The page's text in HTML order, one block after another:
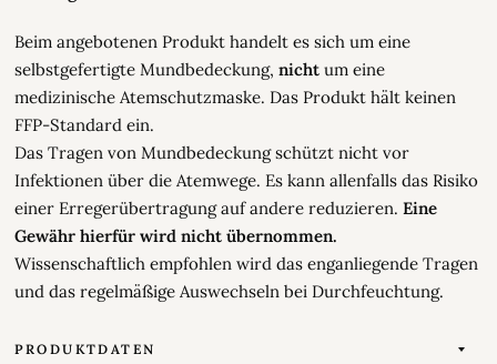
Beim angebotenen Produkt handelt es sich um eine
selbstgefertigte Mundbedeckung, nichtum eine
medizinische Atemschutzmaske. Das Produkt hält keinen
FFP-Standard ein.
Das Tragen von Mundbedeckung schützt nicht vor
Infektionen über die Atemwege. Es kann allenfalls das Risiko
einer Erregerübertragung auf andere reduzieren. Eine
Gewähr hierfür wird nicht übernommen.
Wissenschaftlich empfohlen wird das enganliegende Tragen
und das regelmäßige Auswechseln bei Durchfeuchtung.
PRODUKTDATEN